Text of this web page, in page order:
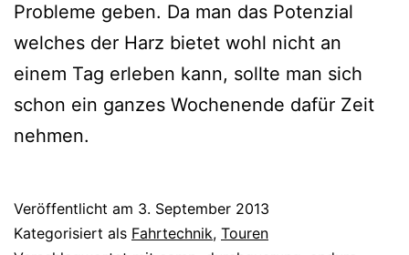
Probleme geben. Da man das Potenzial
welches der Harz bietet wohl nicht an
einem Tag erleben kann, sollte man sich
schon ein ganzes Wochenende dafür Zeit
nehmen.
Veröffentlicht am 3. September 2013
Kategorisiert als Fahrtechnik, Touren